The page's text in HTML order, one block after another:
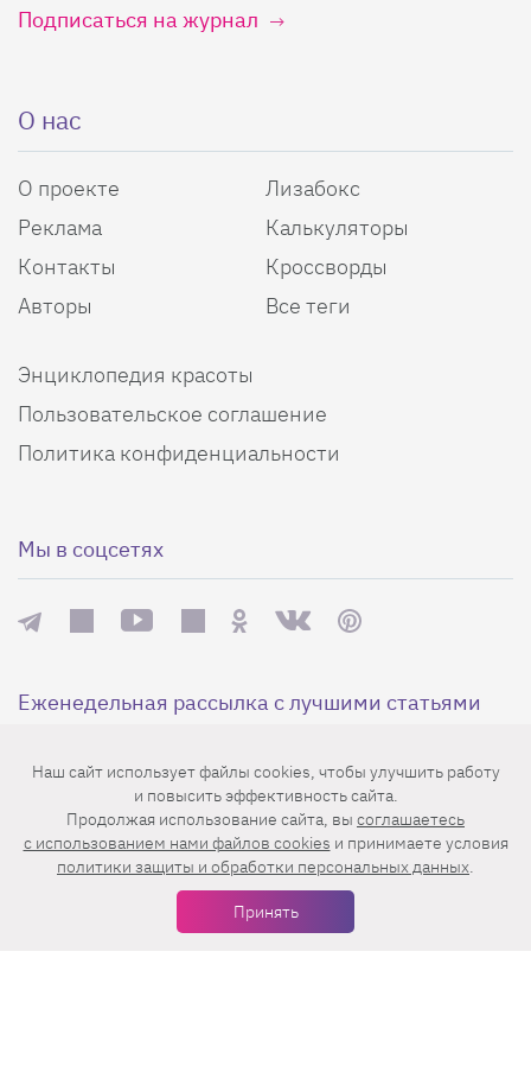
Подписаться на журнал
О нас
О проекте
Реклама
Контакты
Авторы
Лизабокс
Калькуляторы
Кроссворды
Все теги
Энциклопедия красоты
Пользовательское соглашение
Политика конфиденциальности
Мы в соцсетях
Еженедельная рассылка с лучшими статьями
Нажимая на кнопку «Подписаться», вы принимаете условия
пользовательского соглашения,политики конфиденциальности
Наш сайт использует файлы cookies, чтобы улучшить работу
и повысить эффективность сайта.
Продолжая использование сайта, вы соглашаетесь
c использованием нами файлов cookies и принимаете условия
политики защиты и обработки персональных данных.
Принять